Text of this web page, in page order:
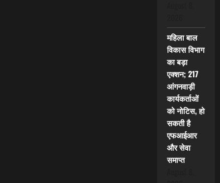
महिला बाल
विकास विभाग
का बड़ा
एक्शन; 217
आंगनवाड़ी
कार्यकर्ताओं
को नोटिस, हो
सकती है
एफआईआर
और सेवा
समाप्त